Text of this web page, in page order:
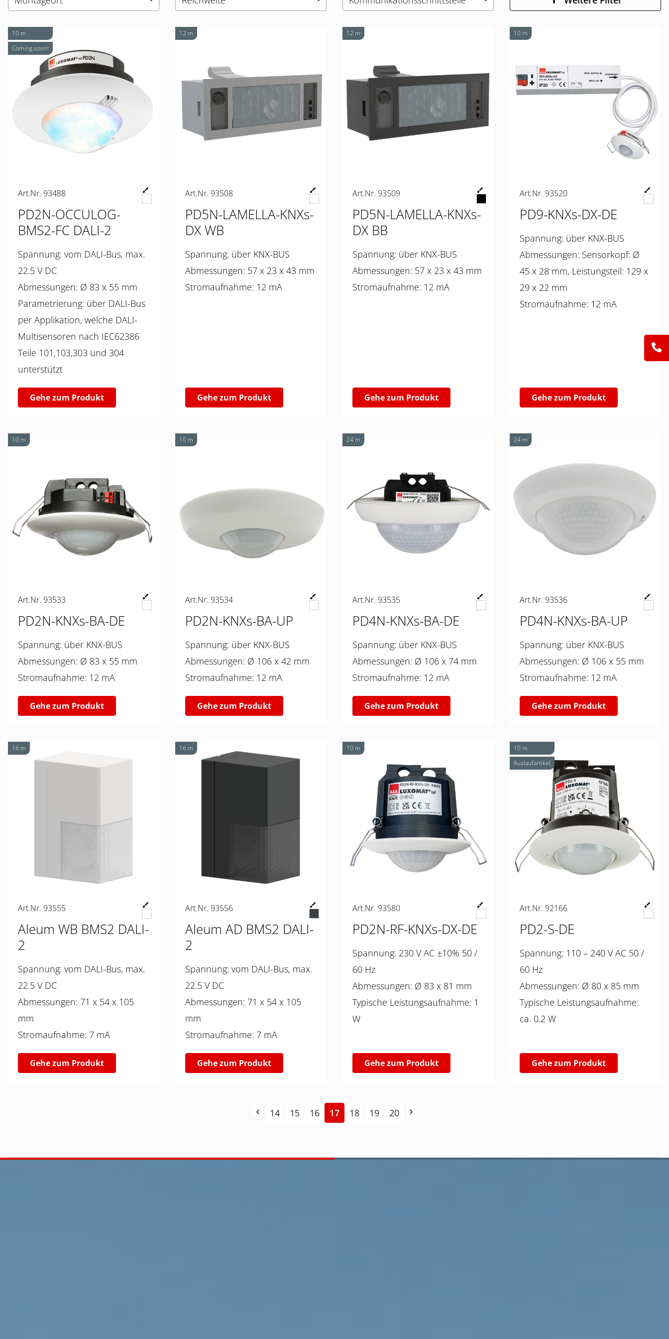
10 m
Coming soon!
Art.Nr. 93488
PD2N-OCCULOG-
BMS2-FC DALI-2
Spannung: vom DALI-Bus, max.
22.5 V DC
Abmessungen: Ø 83 x 55 mm
Parametrierung: über DALI-Bus
per Applikation, welche DALI-
Multisensoren nach IEC62386
Teile 101,103,303 und 304
unterstützt
Gehe zum Produkt
12 m
Art.Nr. 93508
PD5N-LAMELLA-KNXs-
DX WB
Spannung: über KNX-BUS
Abmessungen: 57 x 23 x 43 mm
Stromaufnahme: 12 mA
Gehe zum Produkt
12 m
Art.Nr. 93509
PD5N-LAMELLA-KNXs-
DX BB
Spannung: über KNX-BUS
Abmessungen: 57 x 23 x 43 mm
Stromaufnahme: 12 mA
Gehe zum Produkt
10 m
Art.Nr. 93520
PD9-KNXs-DX-DE
Spannung: über KNX-BUS
Abmessungen: Sensorkopf: Ø
45 x 28 mm, Leistungsteil: 129 x
29 x 22 mm
Stromaufnahme: 12 mA
Gehe zum Produkt
10 m
Art.Nr. 93533
PD2N-KNXs-BA-DE
Spannung: über KNX-BUS
Abmessungen: Ø 83 x 55 mm
Stromaufnahme: 12 mA
Gehe zum Produkt
10 m
Art.Nr. 93534
PD2N-KNXs-BA-UP
Spannung: über KNX-BUS
Abmessungen: Ø 106 x 42 mm
Stromaufnahme: 12 mA
Gehe zum Produkt
24 m
Art.Nr. 93535
PD4N-KNXs-BA-DE
Spannung: über KNX-BUS
Abmessungen: Ø 106 x 74 mm
Stromaufnahme: 12 mA
Gehe zum Produkt
24 m
Art.Nr. 93536
PD4N-KNXs-BA-UP
Spannung: über KNX-BUS
Abmessungen: Ø 106 x 55 mm
Stromaufnahme: 12 mA
Gehe zum Produkt
16 m
Art.Nr. 93555
Aleum WB BMS2 DALI-
2
Spannung: vom DALI-Bus, max.
22.5 V DC
Abmessungen: 71 x 54 x 105
mm
Stromaufnahme: 7 mA
Gehe zum Produkt
16 m
Art.Nr. 93556
Aleum AD BMS2 DALI-
2
Spannung: vom DALI-Bus, max.
22.5 V DC
Abmessungen: 71 x 54 x 105
mm
Stromaufnahme: 7 mA
Gehe zum Produkt
10 m
Art.Nr. 93580
PD2N-RF-KNXs-DX-DE
Spannung: 230 V AC ±10% 50 /
60 Hz
Abmessungen: Ø 83 x 81 mm
Typische Leistungsaufnahme: 1
W
Gehe zum Produkt
10 m
Auslaufartikel
Art.Nr. 92166
PD2-S-DE
Spannung: 110 – 240 V AC 50 /
60 Hz
Abmessungen: Ø 80 x 85 mm
Typische Leistungsaufnahme:
ca. 0.2 W
Gehe zum Produkt
14 15 16 17 18 19 20